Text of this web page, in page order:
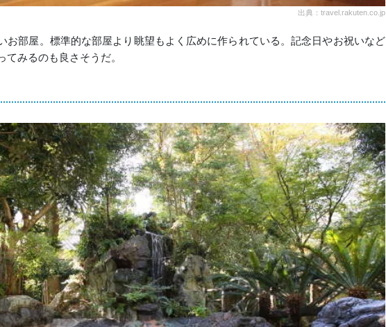
出典：travel.rakuten.co.jp
お部屋。標準的な部屋より眺望もよく広めに作られている。記念日やお祝いなど
みるのも良さそうだ。